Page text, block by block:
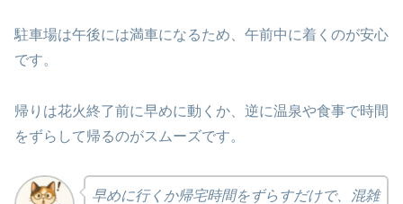
駐車場は午後には満車になるため、午前中に着くのが安心
です。
帰りは花火終了前に早めに動くか、逆に温泉や食事で時間
をずらして帰るのがスムーズです。
早めに行くか帰宅時間をずらすだけで、混雑